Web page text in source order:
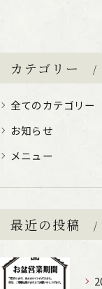
カテゴリー
全てのカテゴリー
お知らせ
メニュー
最近の投稿